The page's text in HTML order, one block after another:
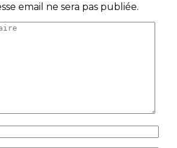
email ne sera pas publiée.